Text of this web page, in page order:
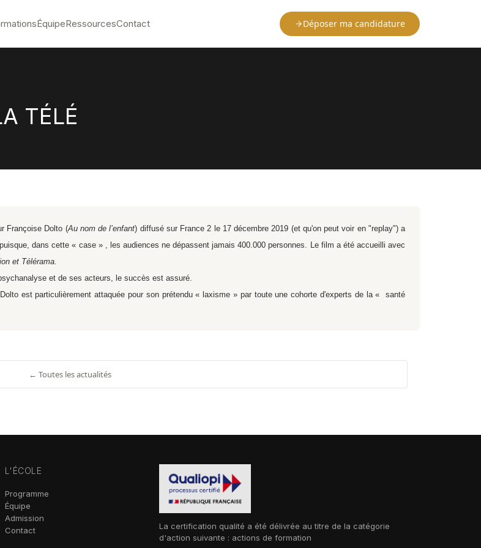
ÉquipeRessourcesContact Déposer ma candidature
TÉLÉ
Françoise Dolto (Au nom de l’enfant) diffusé sur France 2 le 17 décembre 2019 (et qu'on peut voir en "replay") a
dans cette « case » , les audiences ne dépassent jamais 400.000 personnes. Le film a été accueilli avec
et Télérama.
et de ses acteurs, le succès est assuré.
est particulièrement attaquée pour son prétendu « laxisme » par toute une cohorte d'experts de la « santé
← Toutes les actualités
L'ÉCOLE
Programme
Équipe
Admission
Contact
La certification qualité a été délivrée au titre de la catégorie
d'action suivante : actions de formation